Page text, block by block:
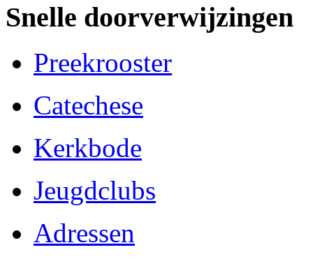
Snelle doorverwijzingen
Preekrooster
Catechese
Kerkbode
Jeugdclubs
Adressen